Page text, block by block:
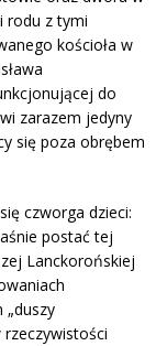
rodu z tymi
kościoła w
do
zarazem jedyny
się poza obrębem
czworga dzieci:
postać tej
Lanckorońskiej
„duszy
rzeczywistości